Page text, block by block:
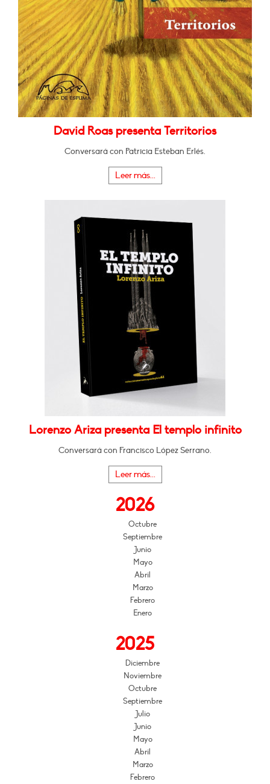
David Roas presenta Territorios
Conversará con Patricia Esteban Erlés.
Leer más...
Lorenzo Ariza presenta El templo infinito
Conversará con Francisco López Serrano.
Leer más...
2026
Octubre
Septiembre
Junio
Mayo
Abril
Marzo
Febrero
Enero
2025
Diciembre
Noviembre
Octubre
Septiembre
Julio
Junio
Mayo
Abril
Marzo
Febrero